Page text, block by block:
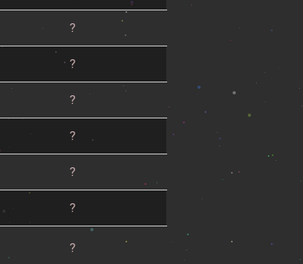
?
?
?
?
?
?
?